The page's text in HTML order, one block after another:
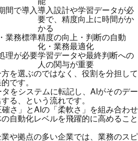
間で導入導入設計や学習データが必
要で、精度向上に時間がか
かる
業務標準精度の向上・判断の自動
化・業務最適化
理が必要学習データや最終判断への
人の関与が重要
を選ぶのではなく、役割を分担して
です。
をシステムに転記し、AIがそのデー
る、という流れです。
さ」とAIの「柔軟さ」を組み合わせ
自動化レベルを飛躍的に高めること
や拠点の多い企業では、業務のスピ